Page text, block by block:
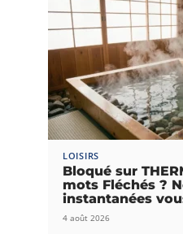
LOISIRS
Bloqué sur
mots Fléchés ?
instantanées
4 août 2026